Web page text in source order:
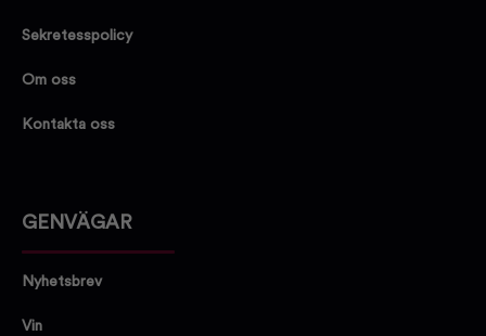
Sekretesspolicy
Om oss
Kontakta oss
GENVÄGAR
Nyhetsbrev
Vin